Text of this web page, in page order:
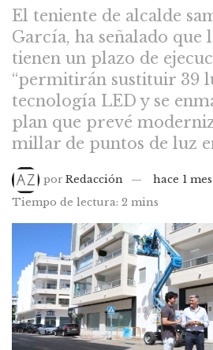
El teniente de alcalde
García, ha señalado que
tienen un plazo de
“permitirán sustituir 39
tecnología LED y se
plan que prevé
millar de puntos de luz
por Redacción
hace 1 mes
Tiempo de lectura: 2 mins